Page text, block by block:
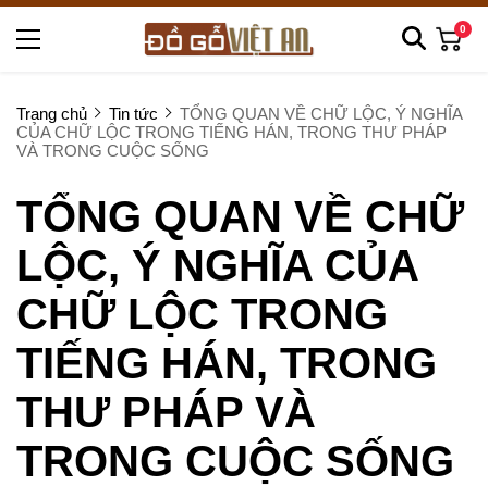
0
Trang chủ Tin tức
TỔNG QUAN VỀ CHỮ LỘC, Ý NGHĨA
CỦA CHỮ LỘC TRONG TIẾNG HÁN, TRONG THƯ PHÁP
VÀ TRONG CUỘC SỐNG
TỔNG QUAN VỀ CHỮ
LỘC, Ý NGHĨA CỦA
CHỮ LỘC TRONG
TIẾNG HÁN, TRONG
THƯ PHÁP VÀ
TRONG CUỘC SỐNG